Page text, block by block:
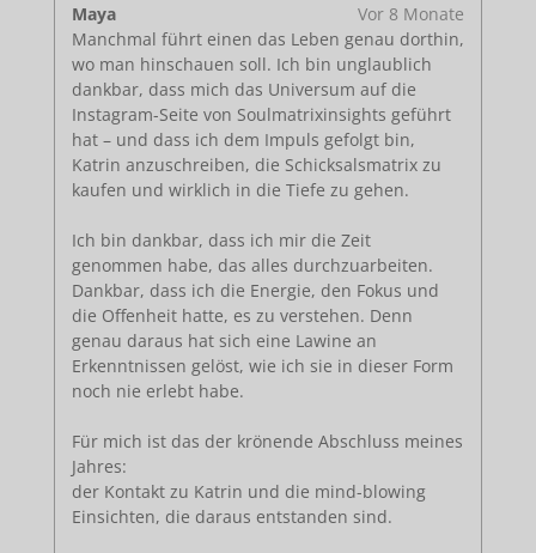
Maya
Vor 8 Monate
Manchmal führt einen das Leben genau dorthin,
wo man hinschauen soll. Ich bin unglaublich
dankbar, dass mich das Universum auf die
Instagram-Seite von Soulmatrixinsights geführt
hat – und dass ich dem Impuls gefolgt bin,
Katrin anzuschreiben, die Schicksalsmatrix zu
kaufen und wirklich in die Tiefe zu gehen.
Ich bin dankbar, dass ich mir die Zeit
genommen habe, das alles durchzuarbeiten.
Dankbar, dass ich die Energie, den Fokus und
die Offenheit hatte, es zu verstehen. Denn
genau daraus hat sich eine Lawine an
Erkenntnissen gelöst, wie ich sie in dieser Form
noch nie erlebt habe.
Für mich ist das der krönende Abschluss meines
Jahres:
der Kontakt zu Katrin und die mind-blowing
Einsichten, die daraus entstanden sind.